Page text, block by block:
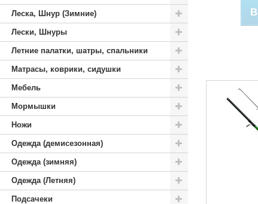
Леска, Шнур (Зимние)
Лески, Шнуры
Летние палатки, шатры, спальники
Матрасы, коврики, сидушки
Мебель
Мормышки
Ножи
Одежда (демисезонная)
Одежда (зимняя)
Одежда (Летняя)
Подсачеки